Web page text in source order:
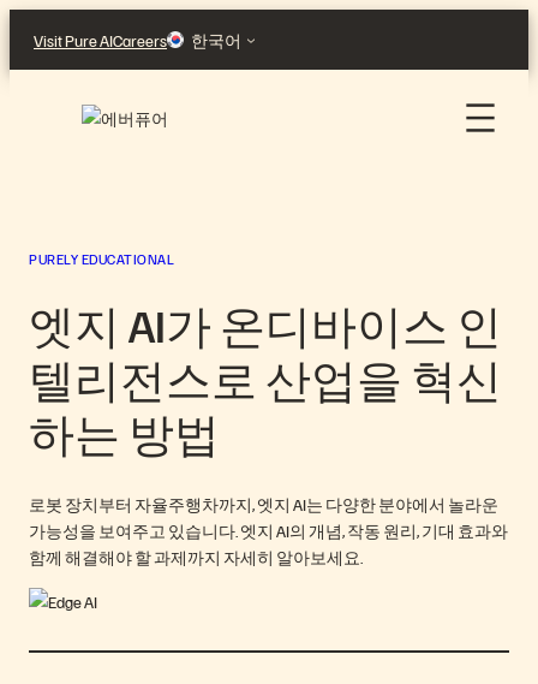
츠
Visit Pure AICareers 한국어
PURELY EDUCATIONAL
엣지 AI가 온디바이스 인
텔리전스로 산업을 혁신
하는 방법
로봇 장치부터 자율주행차까지, 엣지 AI는 다양한 분야에서 놀라운
가능성을 보여주고 있습니다. 엣지 AI의 개념, 작동 원리, 기대 효과와
함께 해결해야 할 과제까지 자세히 알아보세요.